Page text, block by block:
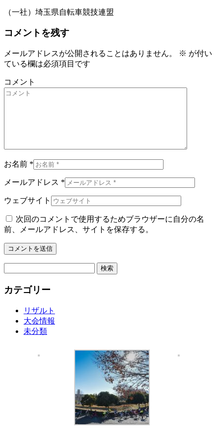
（一社）埼玉県自転車競技連盟
コメントを残す
メールアドレスが公開されることはありません。 ※ が付い
ている欄は必須項目です
コメント
お名前 *
メールアドレス *
ウェブサイト
次回のコメントで使用するためブラウザーに自分の名
前、メールアドレス、サイトを保存する。
カテゴリー
リザルト
大会情報
未分類